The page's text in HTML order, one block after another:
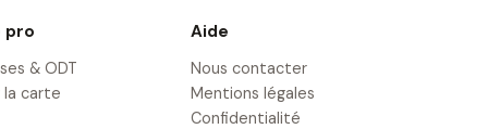
pro
& ODT
la carte
Aide
Nous contacter
Mentions légales
Confidentialité